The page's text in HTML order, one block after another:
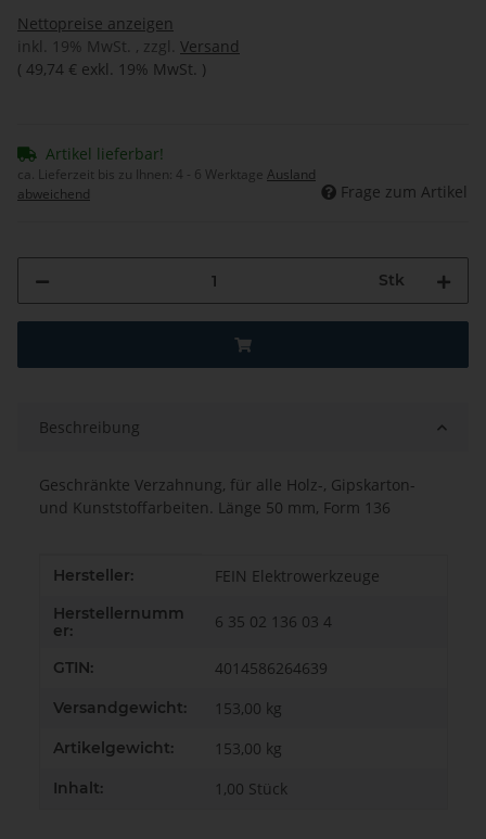
Nettopreise anzeigen
inkl. 19% MwSt. , zzgl. Versand
( 49,74 € exkl. 19% MwSt. )
Artikel lieferbar!
ca. Lieferzeit bis zu Ihnen: 4 - 6 Werktage Ausland
abweichend
Frage zum Artikel
Stk
Beschreibung
Geschränkte Verzahnung, für alle Holz-, Gipskarton-
und Kunststoffarbeiten. Länge 50 mm, Form 136
Produkteigenschaft
Wert
Hersteller: FEIN Elektrowerkzeuge
Herstellernumm
er:
6 35 02 136 03 4
GTIN: 4014586264639
Versandgewicht: 153,00 kg
Artikelgewicht: 153,00 kg
Inhalt: 1,00 Stück